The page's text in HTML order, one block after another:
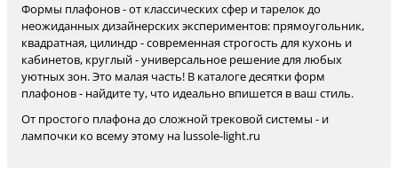
Формы плафонов - от классических сфер и тарелок до
неожиданных дизайнерских экспериментов: прямоугольник,
квадратная, цилиндр - современная строгость для кухонь и
кабинетов, круглый - универсальное решение для любых
уютных зон. Это малая часть! В каталоге десятки форм
плафонов - найдите ту, что идеально впишется в ваш стиль.
От простого плафона до сложной трековой системы - и
лампочки ко всему этому на lussole-light.ru